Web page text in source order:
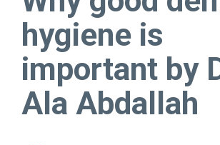
hygiene is
important by
Ala Abdallah